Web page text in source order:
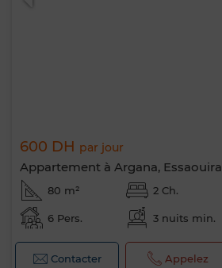
600 DH par jour
Appartement à Argana, Essaouira
80 m² 2 Ch.
6 Pers. 3 nuits min.
Contacter Appelez